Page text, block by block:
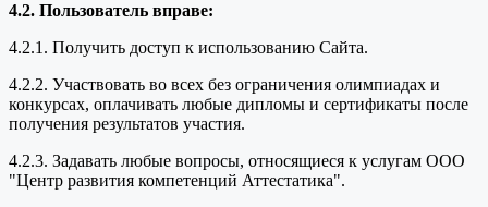
4.2. Пользователь вправе:
4.2.1. Получить доступ к использованию Сайта.
4.2.2. Участвовать во всех без ограничения олимпиадах и
конкурсах, оплачивать любые дипломы и сертификаты после
получения результатов участия.
4.2.3. Задавать любые вопросы, относящиеся к услугам ООО
"Центр развития компетенций Аттестатика".